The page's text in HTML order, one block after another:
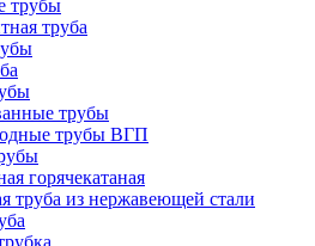
трубы
труба
трубы
трубы ВГП
горячекатаная
труба из нержавеющей стали